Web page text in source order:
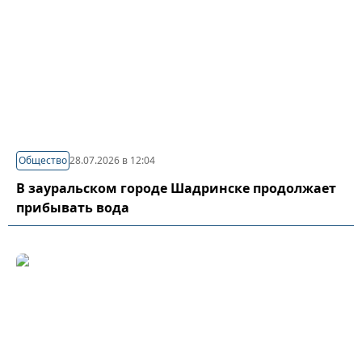
Общество28.07.2026 в 12:04
В зауральском городе Шадринске продолжает
прибывать вода